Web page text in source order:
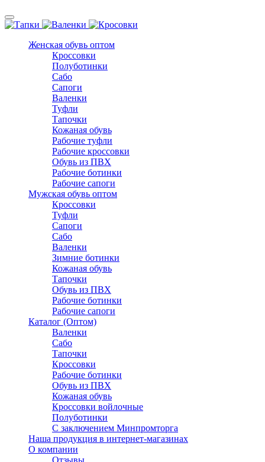
Женская обувь оптом
Кроссовки
Полуботинки
Сабо
Сапоги
Валенки
Туфли
Тапочки
Кожаная обувь
Рабочие туфли
Рабочие кроссовки
Обувь из ПВХ
Рабочие ботинки
Рабочие сапоги
Мужская обувь оптом
Кроссовки
Туфли
Сапоги
Сабо
Валенки
Зимние ботинки
Кожаная обувь
Тапочки
Обувь из ПВХ
Рабочие ботинки
Рабочие сапоги
Каталог (Оптом)
Валенки
Сабо
Тапочки
Кроссовки
Рабочие ботинки
Обувь из ПВХ
Кожаная обувь
Кроссовки войлочные
Полуботинки
C заключением Минпромторга
Наша продукция в интернет-магазинах
О компании
Отзывы